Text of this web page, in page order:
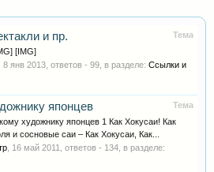
Тема
и пр.
[IMG]
8 янв 2013 , ответов - 99, в разделе: Ссылки и
Тема
японцев
художнику японцев 1 Как Хокусаи! Как
и сосновые саи – Как Хокусаи, Как...
16 май 2011
, ответов - 134, в разделе: